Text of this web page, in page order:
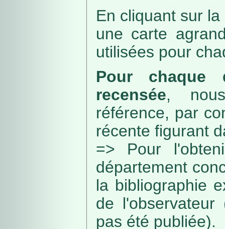
En cliquant sur
une carte
utilisées pour
Pour chaque
recensée,
référence, par
récente figurant
=> Pour
département
la bibliographie
de
pas été publiée).